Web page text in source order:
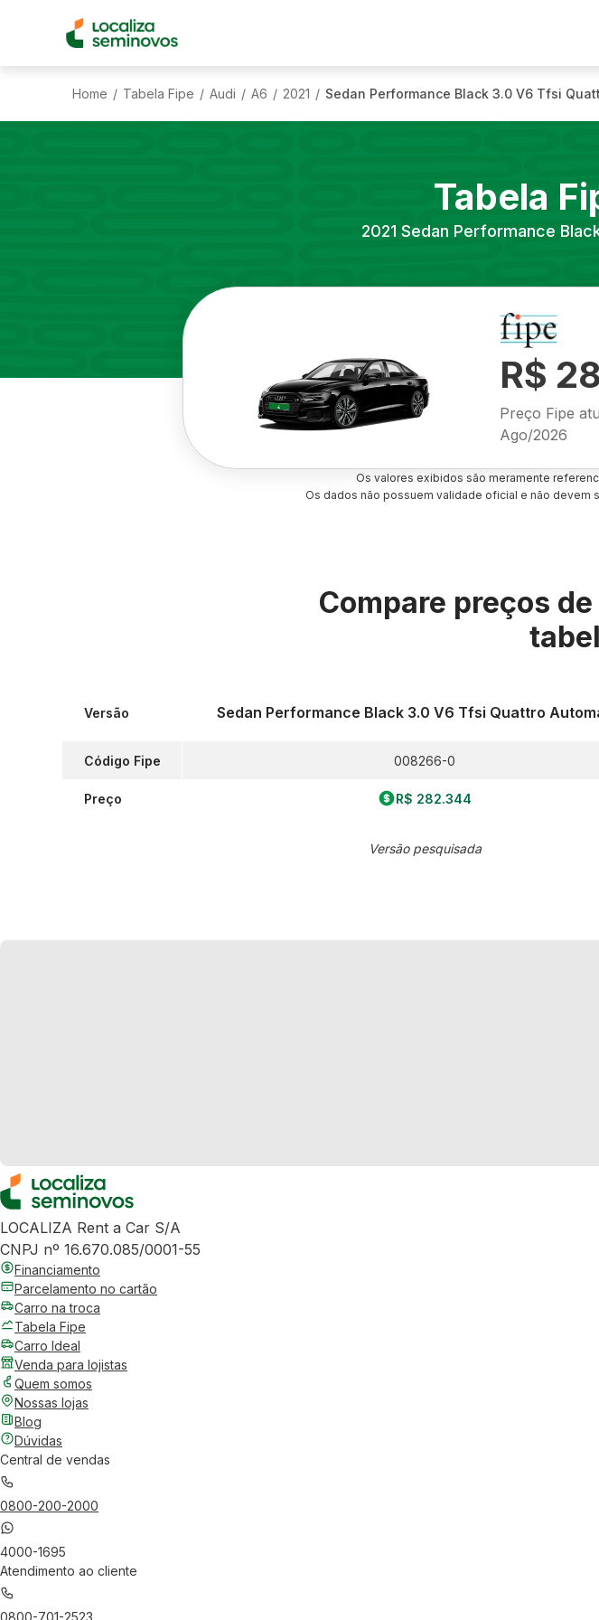
Home / Tabela Fipe / Audi / A6 / 2021 / Sedan Performance Black 3.0 V6 Tfsi
Tabela
2021 Sedan Performance
R$
Preço Fipe
Ago/2026
Os valores exibidos são meramente
Os dados não possuem validade oficial e não devem
Compare preços
Versão
Código Fipe
Preço
Sedan Performance Black 3.0 V6 Tfsi Quattro
008266-0
R$ 282.344
Versão pesquisada
LOCALIZA Rent a Car S/A
CNPJ nº 16.670.085/0001-55
Financiamento
Parcelamento no cartão
Carro na troca
Tabela Fipe
Carro Ideal
Venda para lojistas
Quem somos
Nossas lojas
Blog
Dúvidas
Central de vendas
0800-200-2000
4000-1695
Atendimento ao cliente
0800-701-2523